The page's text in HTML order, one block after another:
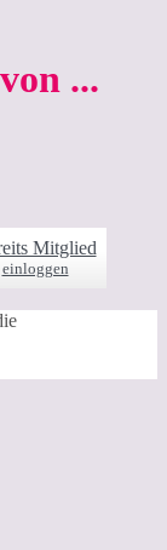
...
Mitglied
einloggen